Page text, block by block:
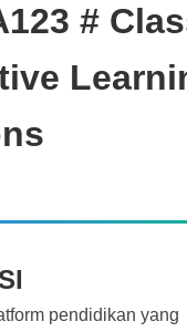
#
pendidikan yang